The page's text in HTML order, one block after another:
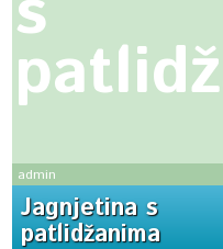
admin
Jagnjetina s
patlidžanima